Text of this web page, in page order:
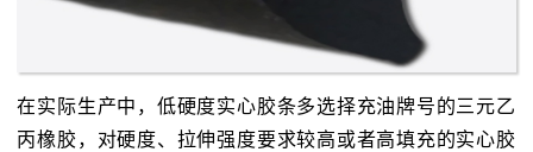
在实际生产中，低硬度实心胶条多选择充油牌号的三元乙
丙橡胶，对硬度、拉伸强度要求较高或者高填充的实心胶